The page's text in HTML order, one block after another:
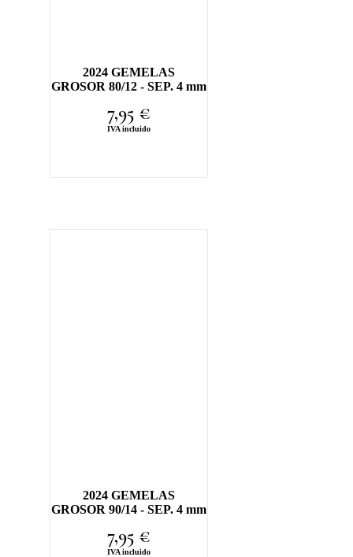
2024 GEMELAS
GROSOR 80/12 - SEP. 4 mm
7,95 €
IVA incluido
2024 GEMELAS
GROSOR 90/14 - SEP. 4 mm
7,95 €
IVA incluido